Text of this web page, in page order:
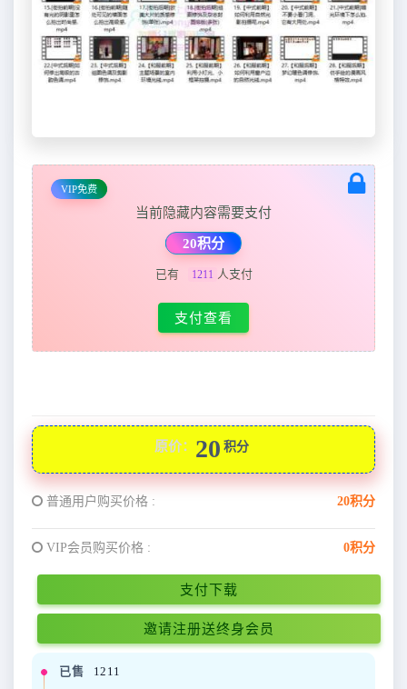
VIP免费
当前隐藏内容需要支付
20积分
已有 1211 人支付
支付查看
原价： 20 积分
普通用户购买价格 : 20积分
VIP会员购买价格 : 0积分
支付下载
邀请注册送终身会员
已售 1211